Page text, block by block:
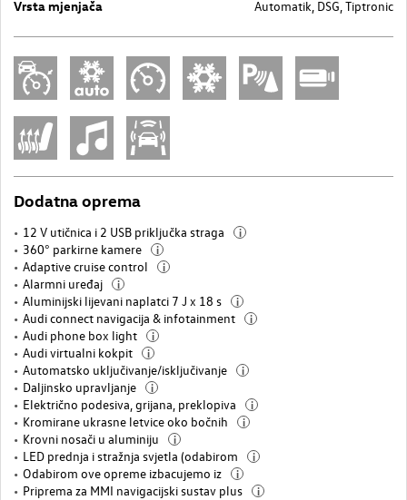
Vrsta mjenjača
Automatik, DSG, Tiptronic
Dodatna oprema
12 V utičnica i 2 USB priključka straga i
360° parkirne kamere i
Adaptive cruise control i
Alarmni uređaj i
Aluminijski lijevani naplatci 7 J x 18 s i
Audi connect navigacija & infotainment i
Audi phone box light i
Audi virtualni kokpit i
Automatsko uključivanje/isključivanje i
Daljinsko upravljanje i
Električno podesiva, grijana, preklopiva i
Kromirane ukrasne letvice oko bočnih i
Krovni nosači u aluminiju i
LED prednja i stražnja svjetla (odabirom i
Odabirom ove opreme izbacujemo iz i
Priprema za MMI navigacijski sustav plus i